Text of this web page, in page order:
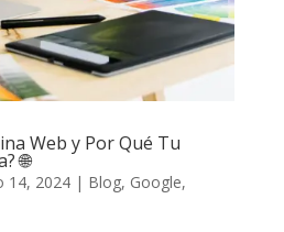
Web y Por Qué Tu
🌐
14, 2024| Blog, Google,